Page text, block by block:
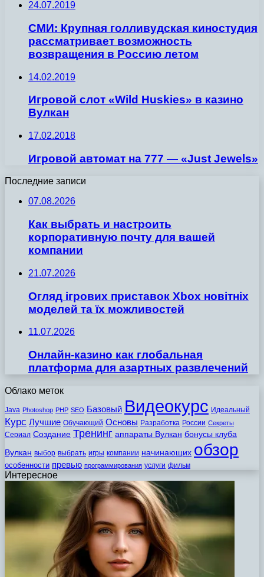
24.07.2019
СМИ: Крупная голливудская киностудия
рассматривает возможность
возвращения в Россию летом
14.02.2019
Игровой слот «Wild Huskies» в казино
Вулкан
17.02.2018
Игровой автомат на 777 — «Just Jewels»
Последние записи
07.08.2026
Как выбрать и настроить
корпоративную почту для вашей
компании
21.07.2026
Огляд ігрових приставок Xbox новітніх
моделей та їх можливостей
11.07.2026
Онлайн-казино как глобальная
платформа для азартных развлечений
Облако меток
Java Photoshop PHP SEO Базовый Видеокурс Идеальный
Курс Лучшие Обучающий Основы Разработка России Секреты
Сериал Создание Тренинг аппараты Вулкан бонусы клуба
Вулкан выбор выбрать игры компании начинающих обзор
особенности превью программирования услуги фильм
Интересное